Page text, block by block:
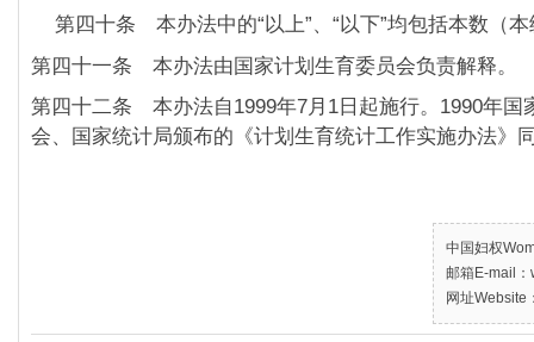
第四十条 本办法中的“以上”、“以下”均包括本数（本
第四十一条 本办法由国家计划生育委员会负责解释。
第四十二条 本办法自1999年7月1日起施行。1990年国
会、国家统计局颁布的《计划生育统计工作实施办法》
中国妇权
邮箱E-mail
网址Website